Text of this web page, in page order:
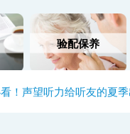
验配保养
！声望听力给听友的夏